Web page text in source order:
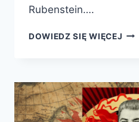
Rubenstein….
DOWIEDZ SIĘ WIĘCEJ